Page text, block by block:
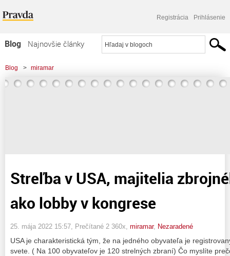
Registrácia Prihlásenie
Blog
Najnovšie články
Najčítanejšie články
Najkomentovanejšie články
Blog > miramar
> Streľba v USA, majitelia zbrojného priemyslu ako lobby v kongrese
Streľba v USA, majitelia
ako lobby v kongrese
25. mája 2022 15:57 , Prečítané 2 360x, miramar, Nezaradené
USA je charakteristická tým, že na jedného obyvateľa je
svete. ( Na 100 obyvateľov je 120 strelných zbraní) Čo myslíte